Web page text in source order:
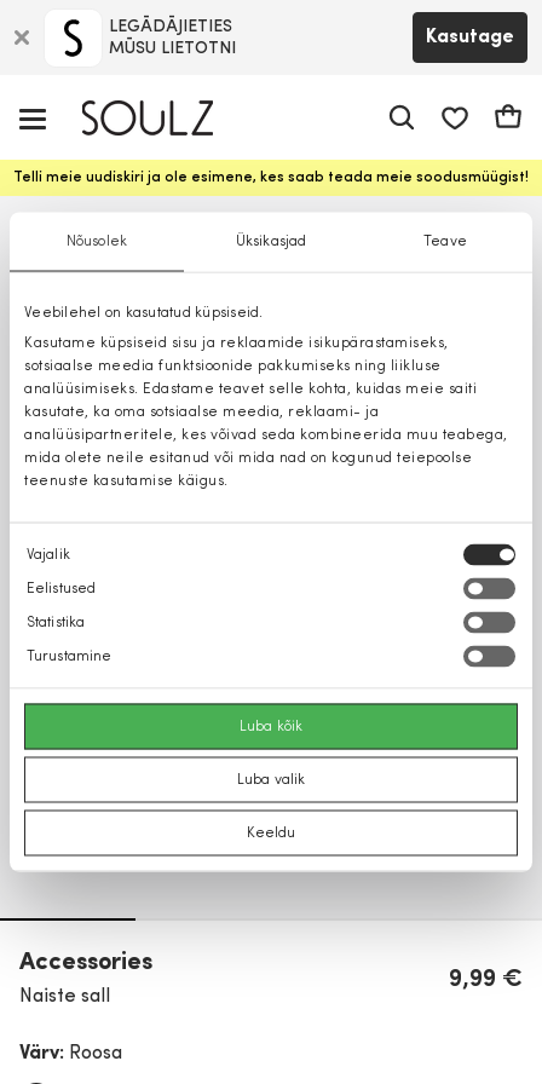
Nõusolek Üksikasjad Teave
Veebilehel on kasutatud küpsiseid.
Kasutame küpsiseid sisu ja reklaamide isikupärastamiseks,
sotsiaalse meedia funktsioonide pakkumiseks ning liikluse
analüüsimiseks. Edastame teavet selle kohta, kuidas meie saiti
kasutate, ka oma sotsiaalse meedia, reklaami- ja
analüüsipartneritele, kes võivad seda kombineerida muu teabega,
mida olete neile esitanud või mida nad on kogunud teiepoolse
teenuste kasutamise käigus.
Nõusoleku
valik
Vajalik
Eelistused
Statistika
Turustamine
Luba kõik
Luba valik
Keeldu
LEGĀDĀJIETIES
MŪSU LIETOTNI
Kasutage
Telli meie uudiskiri ja ole esimene, kes saab teada meie soodusmüügist!
Accessories
Naiste sall
9,99 €
Värv: Roosa